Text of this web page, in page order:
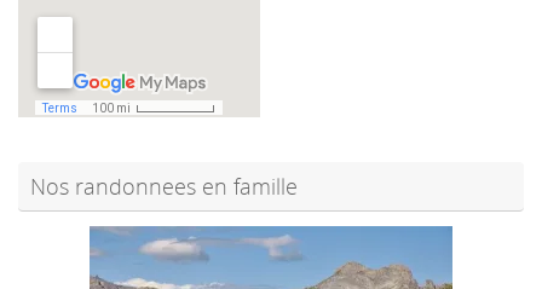
Nos randonnees en famille